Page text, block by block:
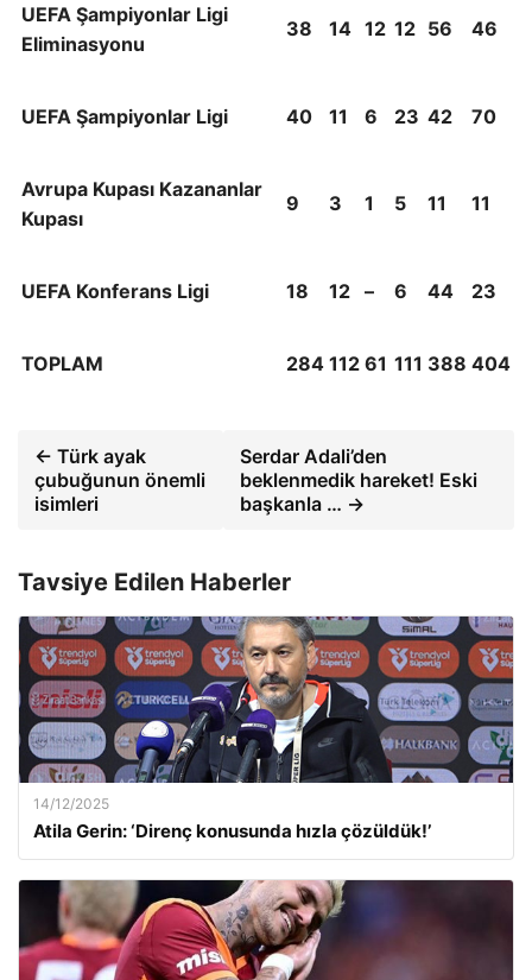
UEFA Şampiyonlar Ligi
Eliminasyonu
38 14 12 12 56 46
UEFA Şampiyonlar Ligi 40 11 6 23 42 70
Avrupa Kupası Kazananlar
Kupası
9 3 1 5 11 11
UEFA Konferans Ligi 18 12 – 6 44 23
TOPLAM 284 112 61 111 388 404
← Türk ayak
çubuğunun önemli
isimleri
Serdar Adali’den
beklenmedik hareket! Eski
başkanla … →
Tavsiye Edilen Haberler
14/12/2025
Atila Gerin: ‘Direnç konusunda hızla çözüldük!’